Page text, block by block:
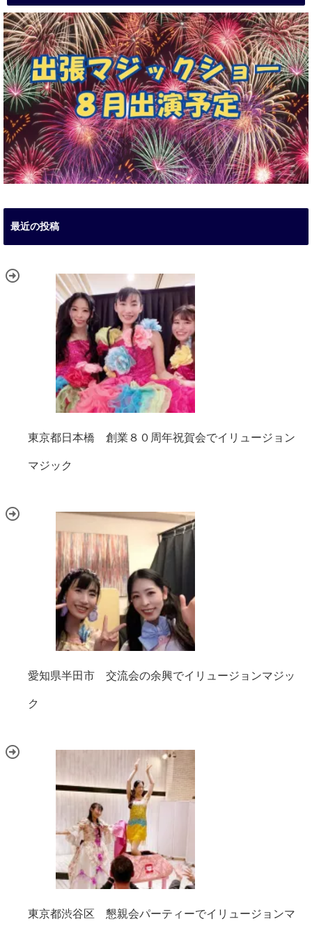
最近の投稿
東京都日本橋 創業８０周年祝賀会でイリュージョン
マジック
愛知県半田市 交流会の余興でイリュージョンマジッ
ク
東京都渋谷区 懇親会パーティーでイリュージョンマ